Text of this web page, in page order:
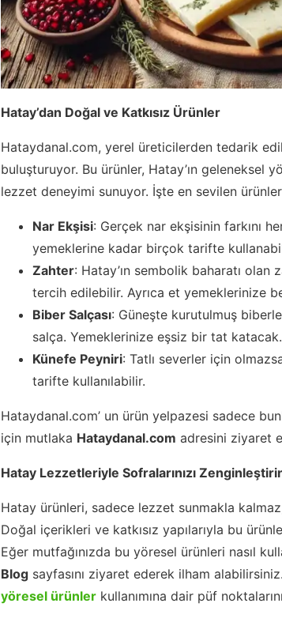
Hatay’dan Doğal ve Katkısız Ürünler
Hataydanal.com, yerel üreticilerden tedarik
buluşturuyor. Bu ürünler, Hatay’ın geleneksel
lezzet deneyimi sunuyor. İşte en sevilen
Nar Ekşisi: Gerçek nar ekşisinin farkını
yemeklerine kadar birçok tarifte
Zahter: Hatay’ın sembolik baharatı olan
tercih edilebilir. Ayrıca et yemeklerinize
Biber Salçası: Güneşte kurutulmuş
salça. Yemeklerinize eşsiz bir tat katacak.
Künefe Peyniri: Tatlı severler için
tarifte kullanılabilir.
Hataydanal.com’ un ürün yelpazesi sadece
için mutlaka Hataydanal.com adresini ziyaret
Hatay Lezzetleriyle Sofralarınızı
Hatay ürünleri, sadece lezzet sunmakla
Doğal içerikleri ve katkısız yapılarıyla bu
Eğer mutfağınızda bu yöresel ürünleri nasıl
Blog sayfasını ziyaret ederek ilham
yöresel ürünler kullanımına dair püf